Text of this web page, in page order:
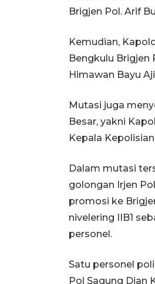
Brigjen Pol. Arif
Kemudian,
Bengkulu Brigjen
Himawan Bayu
Mutasi juga
Besar, yakni
Kepala
Dalam mutasi
golongan Irjen
promosi ke
nivelering IIB1
personel.
Satu personel
Pol Sagung Dian